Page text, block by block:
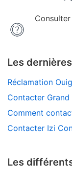
Les
Réclamation
Contacter
Comment
Contacter Izi
Les